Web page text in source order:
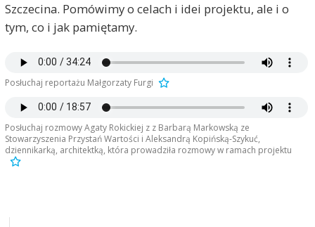
Szczecina. Pomówimy o celach i idei projektu, ale i o
tym, co i jak pamiętamy.
Posłuchaj reportażu Małgorzaty Furgi
Posłuchaj rozmowy Agaty Rokickiej z z Barbarą Markowską ze
Stowarzyszenia Przystań Wartości i Aleksandrą Kopińską-Szykuć,
dziennikarką, architektką, która prowadziła rozmowy w ramach projektu